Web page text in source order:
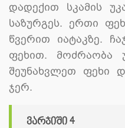
დადექით სკამის
საზურგეს. ერთი
წვერით იატაკზე.
ფეხით. მოძრაობა
შეუნახვლეთ ფეხი
ჯერ.
ვარჯიში 4